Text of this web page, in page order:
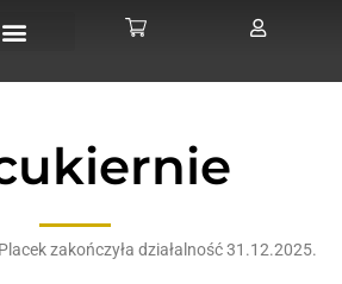
zakończyła działalność 31.12.2025.